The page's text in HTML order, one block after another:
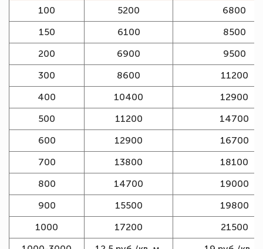
100 5200
6800
150
6100
8500
200
6900
9500
300
8600
11200
400
10400
12900
500
11200
14700
600
12900
16700
700
13800
18100
800
14700
19000
900
15500
19800
1000
17200
21500